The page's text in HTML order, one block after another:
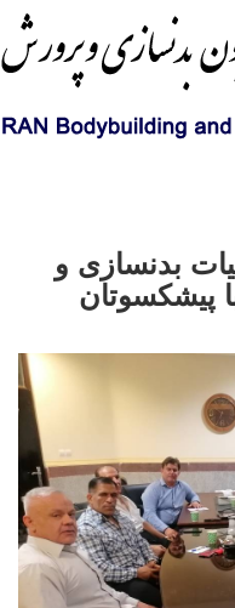
بدنسازی و
پیشکسوتان